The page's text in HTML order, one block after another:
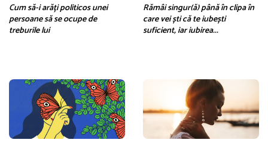
Cum să-i arăți politicos unei
persoane să se ocupe de
treburile lui
Rămâi singur(ă) până în clipa în
care vei ști că te iubești
suficient, iar iubirea...